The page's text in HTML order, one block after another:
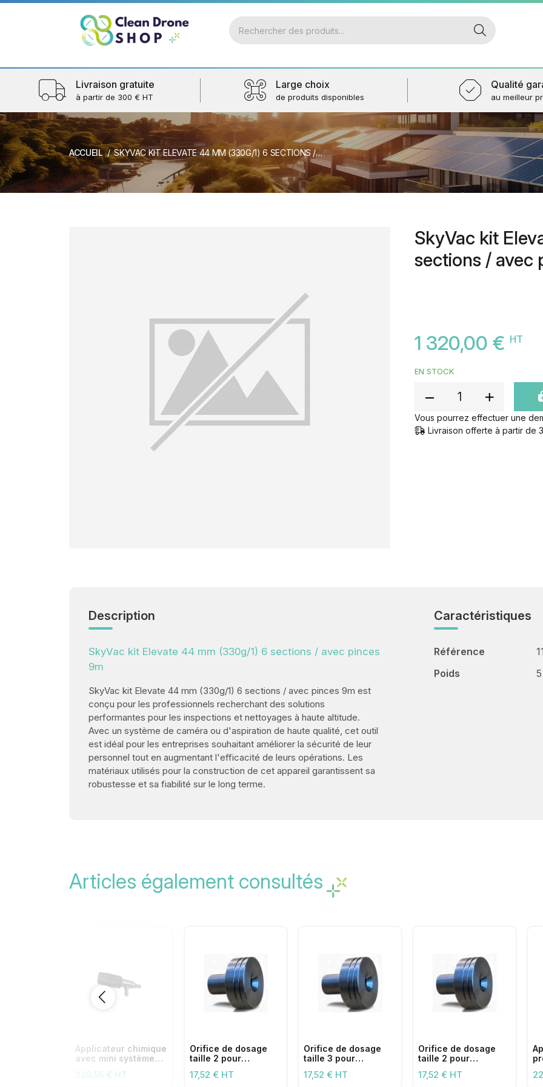
Livraison gratuite
à partir de 300 € HT
Large choix
de produits disponibles
Qualité
au meilleur
ACCUEIL SKYVAC KIT ELEVATE 44 MM (330G/1) 6 SECTIONS / AVEC PINCES 9M
SkyVac kit
sections / avec
1 320,00 € HT
EN STOCK
Vous pourrez effectuer une
Livraison offerte à partir de
Description
SkyVac kit Elevate 44 mm (330g/1) 6 sections / avec pinces
9m
SkyVac kit Elevate 44 mm (330g/1) 6 sections / avec pinces 9m est
conçu pour les professionnels recherchant des solutions
performantes pour les inspections et nettoyages à haute altitude.
Avec un système de caméra ou d'aspiration de haute qualité, cet outil
est idéal pour les entreprises souhaitant améliorer la sécurité de leur
personnel tout en augmentant l'efficacité de leurs opérations. Les
matériaux utilisés pour la construction de cet appareil garantissent sa
robustesse et sa fiabilité sur le long terme.
Caractéristiques
Référence
Poids
Articles également consultés
Applicateur chimique
avec mini système
228,55 € HT
Orifice de dosage
taille 2 pour
chimiques (26 l/min
17,52 € HT
Orifice de dosage
taille 3 pour
chimiques (21-26
17,52 € HT
Orifice de dosage
taille 2 pour
chimiques (15-21
17,52 € HT